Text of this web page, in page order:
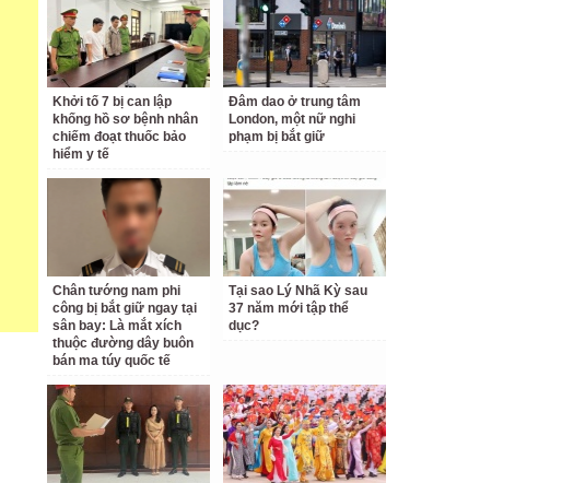
Khởi tố 7 bị can lập
khống hồ sơ bệnh nhân
chiếm đoạt thuốc bảo
hiểm y tế
Đâm dao ở trung tâm
London, một nữ nghi
phạm bị bắt giữ
Chân tướng nam phi
công bị bắt giữ ngay tại
sân bay: Là mắt xích
thuộc đường dây buôn
bán ma túy quốc tế
Tại sao Lý Nhã Kỳ sau
37 năm mới tập thể
dục?